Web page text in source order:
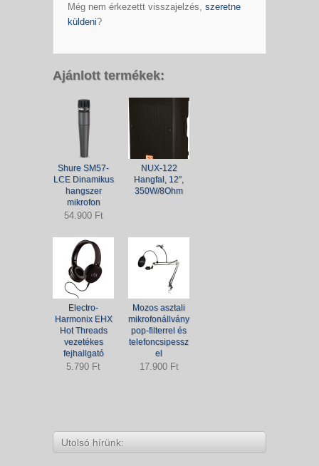
Még nem érkezettt visszajelzés, szeretne
küldeni?
Ajánlott termékek:
Shure SM57-
LCE Dinamikus
hangszer
mikrofon
54.900 Ft
NUX-122
Hangfal, 12″,
350W/8Ohm
Electro-
Harmonix EHX
Hot Threads
vezetékes
fejhallgató
5.790 Ft
Mozos asztali
mikrofonállvány
pop-filterrel és
telefoncsipessz
el
17.900 Ft
Utolsó hírünk: